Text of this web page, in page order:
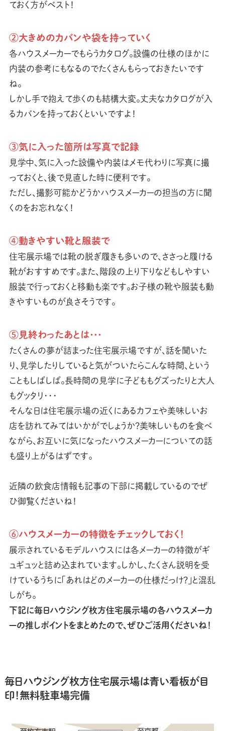
ておく方がベスト！
②大きめのカバンや袋を持っていく
各ハウスメーカーでもらうカタログ。設備の仕様のほかに
内装の参考にもなるのでたくさんもらっておきたいです
ね。
しかし手で抱えて歩くのも結構大変。丈夫なカタログが入
るカバンを持っておくといいですよ！
③気に入った箇所は写真で記録
見学中、気に入った設備や内装はメモ代わりに写真に撮
っておくと、後で見直した時に便利です。
ただし、撮影可能かどうかハウスメーカーの担当の方に聞
くのをお忘れなく！
④動きやすい靴と服装で
住宅展示場では靴の脱ぎ履きも多いので、ささっと履ける
靴がおすすめです。また、階段の上り下りなどもしやすい
服装で行っておくと移動も楽です。お子様の靴や服装も動
きやすいものが良さそうです。
⑤見終わったあとは・・・
たくさんの夢が詰まった住宅展示場ですが、話を聞いた
り、見学したりしていると気がついたらこんな時間、という
こともしばしば。長時間の見学に子どももグズったりと大人
もグッタリ･･･
そんな日は住宅展示場の近くにあるカフェや美味しいお
店を訪れてみてはいかがでしょうか？美味しいものを食べ
ながら、お互いに気になったハウスメーカーについての話
も盛り上がるはずです。
近隣の飲食店情報も記事の下部に掲載しているのでぜ
ひ御覧くださいね！
⑥ハウスメーカーの特徴をチェックしておく！
展示されているモデルハウスには各メーカーの特徴がギ
ュギュッと詰め込まれています。しかし、たくさん説明を受
けているうちに「あれはどのメーカーの仕様だっけ？」と混乱
しがち。
下記に毎日ハウジング枚方住宅展示場の各ハウスメーカ
ーの推しポイントをまとめたので、ぜひご活用くださいね！
毎日ハウジング枚方住宅展示場は青い看板が目
印！無料駐車場完備